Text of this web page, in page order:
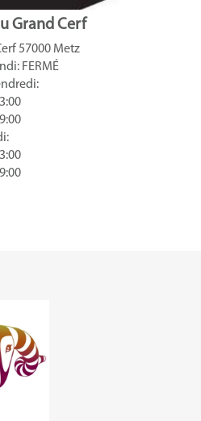
Grand Cerf
57000 Metz
FERMÉ